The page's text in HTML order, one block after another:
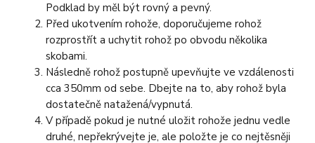
Podklad by měl být rovný a pevný.
Před ukotvením rohože, doporučujeme rohož
rozprostřít a uchytit rohož po obvodu několika
skobami.
Následně rohož postupně upevňujte ve vzdálenosti
cca 350mm od sebe. Dbejte na to, aby rohož byla
dostatečně natažená/vypnutá.
V případě pokud je nutné uložit rohože jednu vedle
druhé, nepřekrývejte je, ale položte je co nejtěsněji